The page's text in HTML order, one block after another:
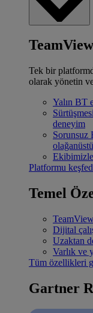
Tek bir
olarak yönetin
Yalın BT
deneyim
Sorunsuz
Platformu
Temel
Dijital
Uzaktan
Varlık ve
Tüm özellikleri
Gartner